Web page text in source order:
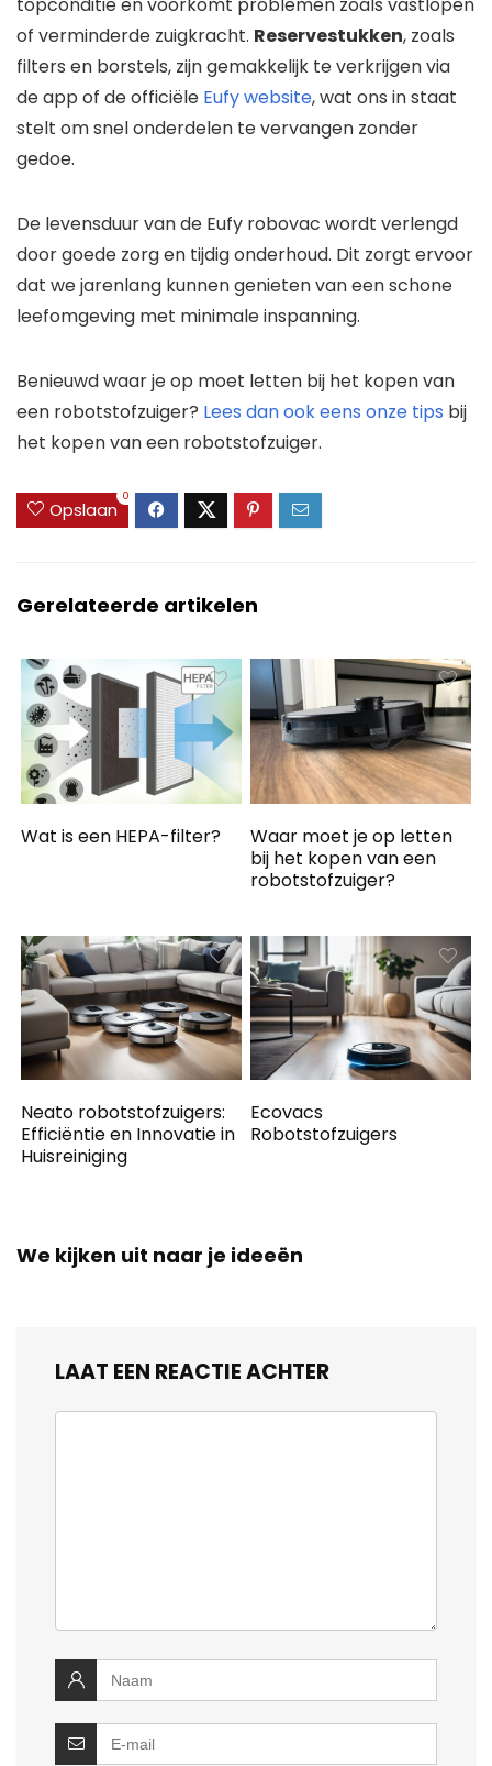
of verminderde zuigkracht. Reservestukken, zoals
filters en borstels, zijn gemakkelijk te verkrijgen via
de app of de officiële Eufy website, wat ons in staat
stelt om snel onderdelen te vervangen zonder
gedoe.
De levensduur van de Eufy robovac wordt verlengd
door goede zorg en tijdig onderhoud. Dit zorgt ervoor
dat we jarenlang kunnen genieten van een schone
leefomgeving met minimale inspanning.
Benieuwd waar je op moet letten bij het kopen van
een robotstofzuiger? Lees dan ook eens onze tips bij
het kopen van een robotstofzuiger.
Opslaan
0
Gerelateerde artikelen
Wat is een HEPA-filter?
Waar moet je op letten
bij het kopen van een
robotstofzuiger?
Neato robotstofzuigers:
Efficiëntie en Innovatie in
Huisreiniging
Ecovacs
Robotstofzuigers
We kijken uit naar je ideeën
LAAT EEN REACTIE ACHTER